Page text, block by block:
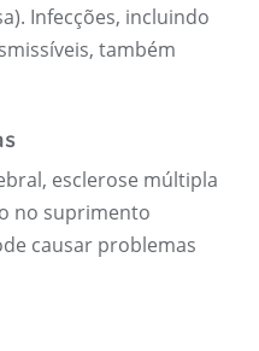
Infecções, incluindo
também
esclerose múltipla
no suprimento
causar problemas